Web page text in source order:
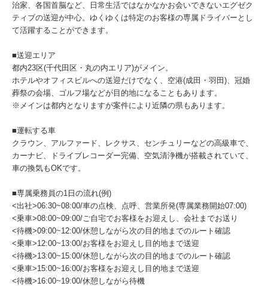
治家、各国首脳など、日常生活ではなかなかお会いできないエグゼク
ティブの送迎が中心。ゆくゆくは特定のお客様の専属ドライバーとし
て活躍することができます。
■送迎エリア
都内23区(千代田区・丸の内エリア)がメイン。
ホテルやオフィスビルへの送迎だけでなく、空港(成田・羽田)、冠婚
葬祭の会場、ゴルフ場などが目的地になることもあります。
※メインは都内となりますが案件により近隣の県もあります。
■運転する車
クラウン、アルファード、レクサス、センチュリーなどの高級車で、
カーナビ、ドライブレコーダー完備、空気清浄機が搭載されていて、
車の換気もOKです。
■専属乗務員の1日の流れ(例)
<出社>06:30~08:00/車の点検、点呼、営業所発(専属業務開始07:00)
<乗車>08:00~09:00/ご自宅でお客様をお迎えし、会社までお送り
<待機>09:00~12:00/休憩しながら次の目的地までのルート確認
<乗車>12:00~13:00/お客様をお迎えし目的地まで送迎
<待機>13:00~15:00/休憩しながら次の目的地までのルート確認
<乗車>15:00~16:00/お客様をお迎えし目的地まで送迎
<待機>16:00~19:00/休憩しながら待機